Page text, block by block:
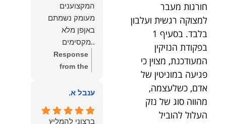
חורגות מעבר
למצוקה רגשית ועלבון
בלבד. בסעיף 1
בפקודת הנזיקין
המעודכנת, מצוין כי
פגיעה במוניטין של
אדם, כשלעצמה,
מהווה סוג של נזק
העלול להוביל
המקצוענים
מעומק נשמתם
באןפן מלא
..מקסימים
ונעימים אוזן
קשבת, ונונתנים
מלא ואמיתי..שפו
עליכם..אני
Response
from the
רבה על המילים
והמרגשות.
ענבל א.
ברצוני להמליץ